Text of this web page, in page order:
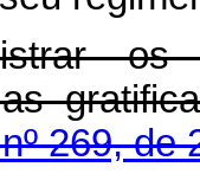
os
269, de